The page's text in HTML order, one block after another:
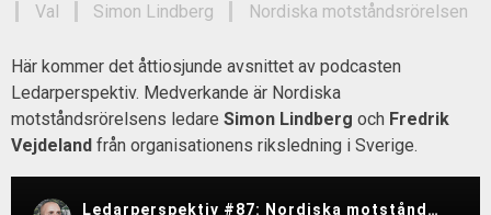
Nordiska motståndsrörelsen
Simon Lindberg
Val
Här kommer det åttiosjunde avsnittet av podcasten
Ledarperspektiv. Medverkande är Nordiska
motståndsrörelsens ledare Simon Lindberg och Fredrik
Vejdeland från organisationens riksledning i Sverige.